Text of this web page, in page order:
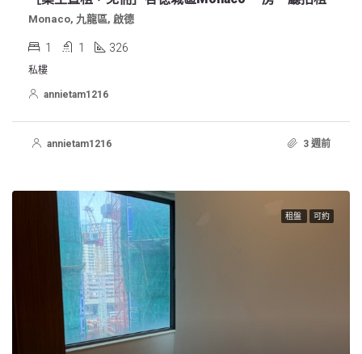
Monaco, 九龍區, 啟德
1 1 326
私樓
annietam1216
annietam1216 3 週前
租盤 可約